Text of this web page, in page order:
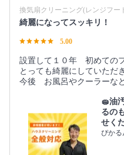
換気扇クリーニング(レンジフー
綺麗になってスッキリ！
5.00
設置して１０年 初めての
とっても綺麗にしていただ
今後 お風呂やクーラーな
🧽油
るの
せく
ぴかる